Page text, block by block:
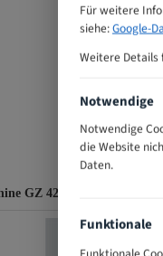
GZ 4232 für 4115 mm
Für weitere
siehe:Google-
Weitere Details
Notwendige
Notwendige
die Website
Daten.
Funktionale